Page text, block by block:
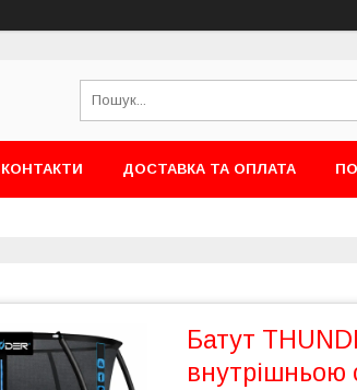
КОНТАКТИ ДОСТАВКА ТА ОПЛАТА
Батут
внутрішньою